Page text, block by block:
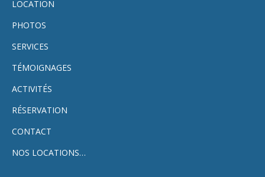
LOCATION
PHOTOS
SERVICES
TÉMOIGNAGES
ACTIVITÉS
RÉSERVATION
CONTACT
NOS LOCATIONS…